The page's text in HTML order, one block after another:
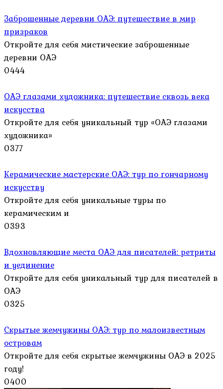
Заброшенные деревни ОАЭ: путешествие в мир
призраков
Откройте для себя мистические заброшенные
деревни ОАЭ
0444
ОАЭ глазами художника: путешествие сквозь века
искусства
Откройте для себя уникальный тур «ОАЭ глазами
художника»
0377
Керамические мастерские ОАЭ: тур по гончарному
искусству
Откройте для себя уникальные туры по
керамическим и
0393
Вдохновляющие места ОАЭ для писателей: ретриты
и уединение
Откройте для себя уникальный тур для писателей в
ОАЭ
0325
Скрытые жемчужины ОАЭ: тур по малоизвестным
островам
Откройте для себя скрытые жемчужины ОАЭ в 2025
году!
0400